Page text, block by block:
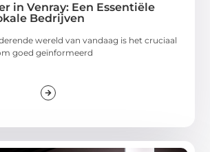
in Venray: Een Essentiële
Bedrijven
wereld van vandaag is het cruciaal
goed geïnformeerd